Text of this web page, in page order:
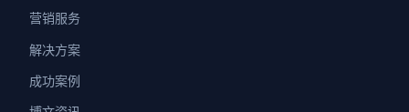
营销服务
解决方案
成功案例